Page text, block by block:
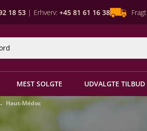
18 53 | Erhverv: +45 81 61 16 38
MEST SOLGTE UDVALGTE TILBUD
Haut-Médoc